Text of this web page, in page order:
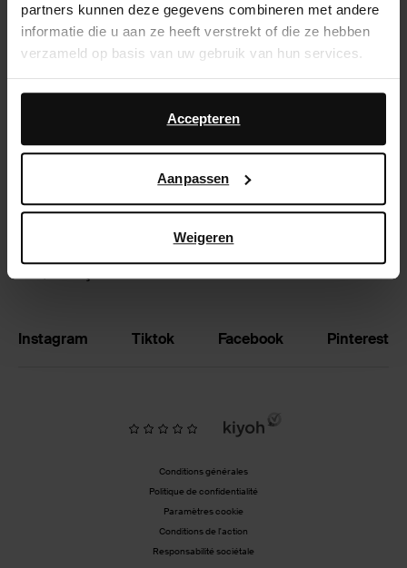
partners kunnen deze gegevens combineren met andere
informatie die u aan ze heeft verstrekt of die ze hebben
verzameld op basis van uw gebruik van hun services.
Daarnaast werken wij samen met Google voor
advertentie- en meetdoeleinden. Meer informatie over
hoe Google uw persoonsgegevens gebruikt, vindt u op
Accepteren
Aanpassen
Weigeren
À propos de Sacha
Livraison
Échanger et retourner
BE | Français
Instagram Tiktok Facebook Pinterest
Conditions générales
Politique de confidentialité
Paramètres cookie
Conditions de l'action
Responsabilité sociétale